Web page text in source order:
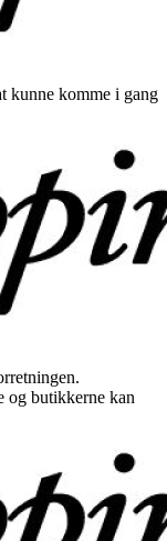
kunne komme i gang
og butikkerne kan